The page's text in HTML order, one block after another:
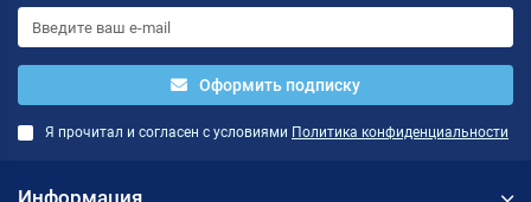
Оформить подписку
Я прочитал и согласен с условиями Политика конфиденциальности
Информация